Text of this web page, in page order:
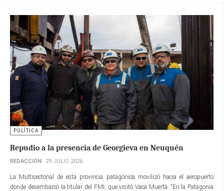
POLÍTICA
Repudio a la presencia de Georgieva en Neuquén
REDACCIÓN 29 JULIO 2026
La Multisectorial de esta provincia patagónica movilizó hacia el aeropuerto
donde desembarcó la titular del FMI, que visitó Vaca Muerta. “En la Patagonia